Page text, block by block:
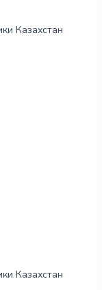
Казахстан
Казахстан